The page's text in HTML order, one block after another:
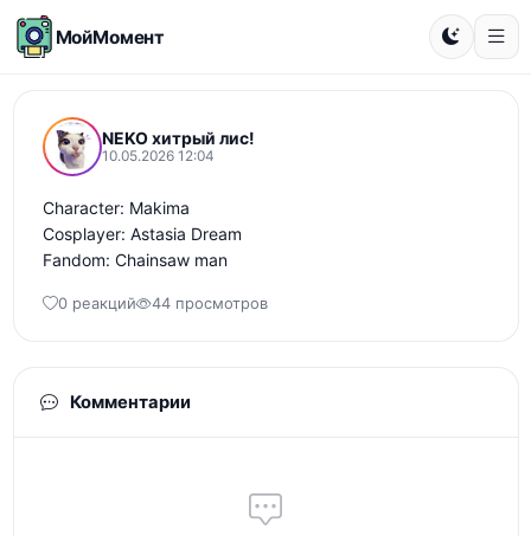
МойМомент
NEKO хитрый лис!
10.05.2026 12:04
Character: Makima
Cosplayer: Astasia Dream
Fandom: Chainsaw man
0 реакций 44 просмотров
Комментарии